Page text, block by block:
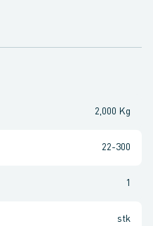
2,000 Kg
22-300
1
stk